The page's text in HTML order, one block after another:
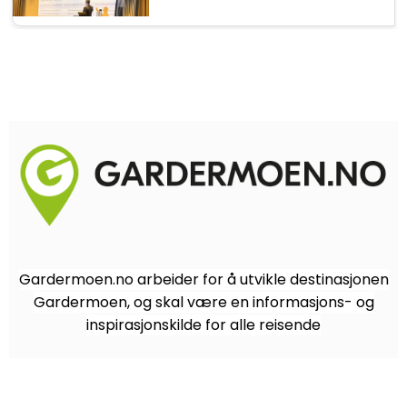
Gardermoen.no arbeider for å utvikle destinasjonen
Gardermoen, og skal være en informasjons- og
inspirasjonskilde for alle reisende